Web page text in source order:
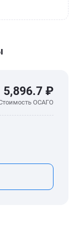
5,896.7 ₽
ОСАГО